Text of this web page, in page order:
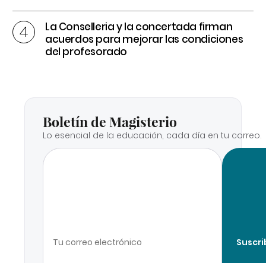
La Conselleria y la concertada firman
acuerdos para mejorar las condiciones
del profesorado
Boletín de Magisterio
Lo esencial de la educación, cada día en tu correo.